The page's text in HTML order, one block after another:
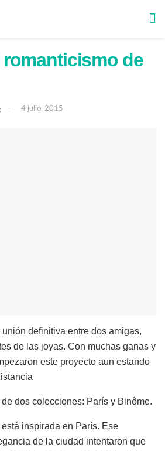
romanticismo de
4 julio, 2015
definitiva entre dos amigas,
de las joyas. Con muchas ganas y
este proyecto aun estando
dos colecciones: París y Binôme.
inspirada en París. Ese
de la ciudad intentaron que